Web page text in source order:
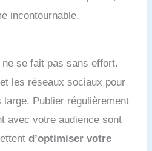
incontournable.
se fait pas sans effort.
les réseaux sociaux pour
Publier régulièrement
avec votre audience sont
d’optimiser votre